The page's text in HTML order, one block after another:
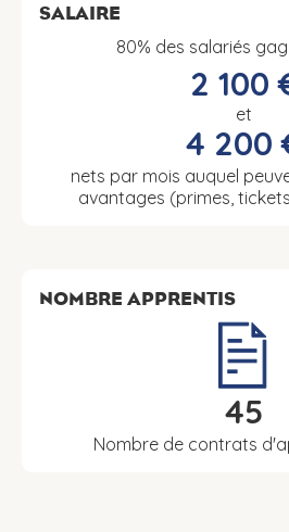
SALAIRE
80% des salariés
2 100
et
4 200
nets par mois auquel
avantages (primes,
NOMBRE APPRENTIS
45
Nombre de contrats